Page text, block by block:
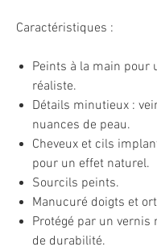
Caractéristiques :
Peints à la main pour
réaliste.
Détails minutieux :
nuances de peau.
Cheveux et cils
pour un effet naturel.
Sourcils peints.
Manucuré doigts et
Protégé par un vernis
de durabilité.